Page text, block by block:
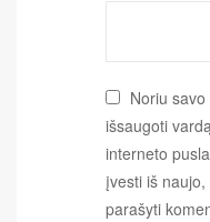
Noriu
išsaugoti
interneto
įvesti iš
parašyti